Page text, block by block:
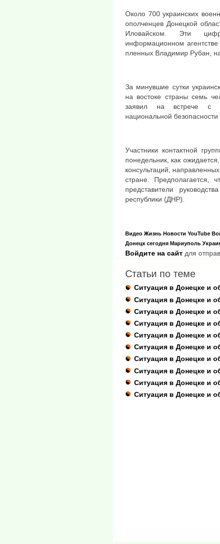
Около 700 украинских
ополченцев Донецкой
Иловайском. Эти
информационном
пленных Владимир Рубан,
За минувшие сутки
на востоке страны семь
заявил на встрече с
национальной
Участники контактной
понедельник, как
консультаций,
стране. Предполагается,
представители
республики (ДНР).
Видео Жизнь Новости YouTube
Донецк сегодня Мариуполь
Войдите на сайт для
Статьи по теме
Ситуация в Донецке и
Ситуация в Донецке и
Ситуация в Донецке и
Ситуация в Донецке и
Ситуация в Донецке и
Ситуация в Донецке и
Ситуация в Донецке и
Ситуация в Донецке и
Ситуация в Донецке и
Ситуация в Донецке и